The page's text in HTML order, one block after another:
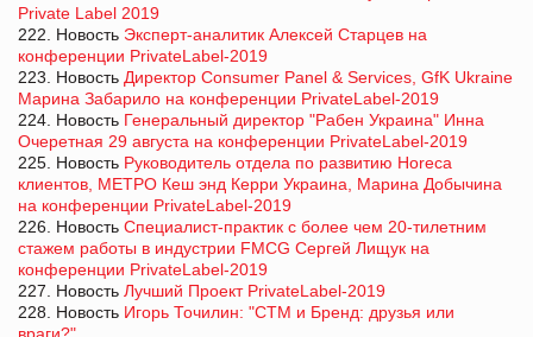
Private Label 2019
222. Новость Эксперт-аналитик Алексей Старцев на
конференции PrivateLabel-2019
223. Новость Директор Consumer Panel & Services, GfK Ukraine
Марина Забарило на конференции PrivateLabel-2019
224. Новость Генеральный директор "Рабен Украина" Инна
Очеретная 29 августа на конференции PrivateLabel-2019
225. Новость Руководитель отдела по развитию Horeca
клиентов, МЕТРО Кеш энд Керри Украина, Марина Добычина
на конференции PrivateLabel-2019
226. Новость Специалист-практик с более чем 20-тилетним
стажем работы в индустрии FMCG Сергей Лищук на
конференции PrivateLabel-2019
227. Новость Лучший Проект PrivateLabel-2019
228. Новость Игорь Точилин: "СТМ и Бренд: друзья или
враги?"